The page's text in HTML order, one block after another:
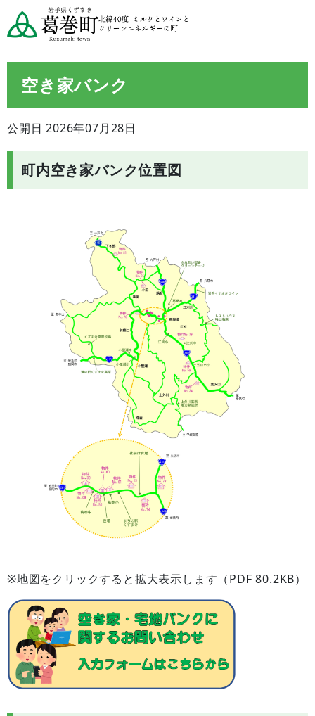
空き家バンク
公開日 2026年07月28日
町内空き家バンク位置図
※地図をクリックすると拡大表示します（PDF 80.2KB）